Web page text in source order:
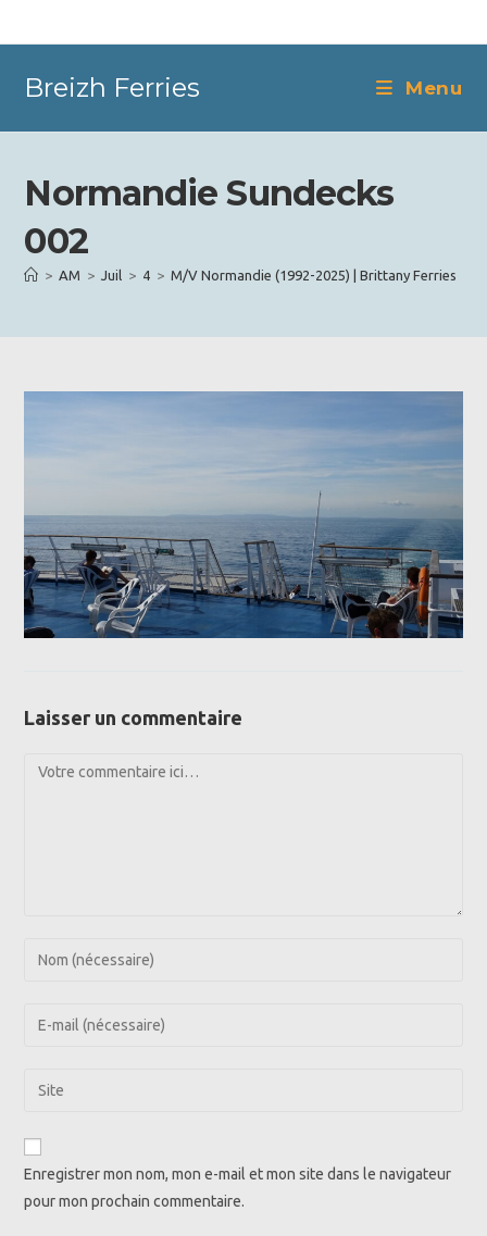
Breizh Ferries Menu
Normandie Sundecks
002
> AM > Juil > 4 > M/V Normandie (1992-2025) | Brittany Ferries
Laisser un commentaire
Comment
Enter
Enter
address
comment
Saisir
de
Enregistrer mon nom, mon e-mail et mon site dans le navigateur
pour mon prochain commentaire.